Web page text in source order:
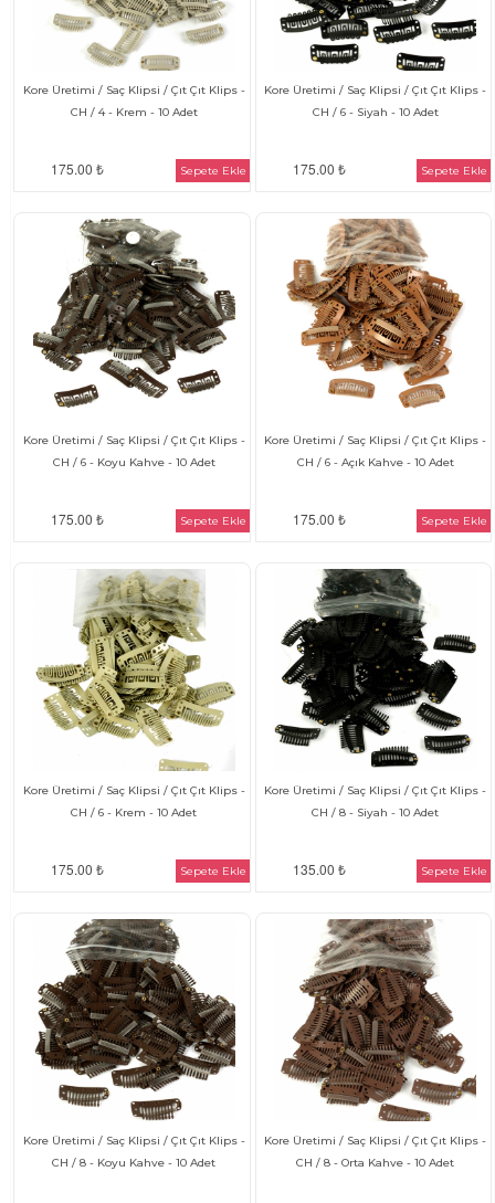
Kore Üretimi / Saç Klipsi / Çıt Çıt Klips -
CH / 4 - Krem - 10 Adet
175.00 ₺ Sepete Ekle
Kore Üretimi / Saç Klipsi / Çıt Çıt Klips -
CH / 6 - Siyah - 10 Adet
175.00 ₺ Sepete Ekle
Kore Üretimi / Saç Klipsi / Çıt Çıt Klips -
CH / 6 - Koyu Kahve - 10 Adet
175.00 ₺ Sepete Ekle
Kore Üretimi / Saç Klipsi / Çıt Çıt Klips -
CH / 6 - Açık Kahve - 10 Adet
175.00 ₺ Sepete Ekle
Kore Üretimi / Saç Klipsi / Çıt Çıt Klips -
CH / 6 - Krem - 10 Adet
175.00 ₺ Sepete Ekle
Kore Üretimi / Saç Klipsi / Çıt Çıt Klips -
CH / 8 - Siyah - 10 Adet
135.00 ₺ Sepete Ekle
Kore Üretimi / Saç Klipsi / Çıt Çıt Klips -
CH / 8 - Koyu Kahve - 10 Adet
Kore Üretimi / Saç Klipsi / Çıt Çıt Klips -
CH / 8 - Orta Kahve - 10 Adet